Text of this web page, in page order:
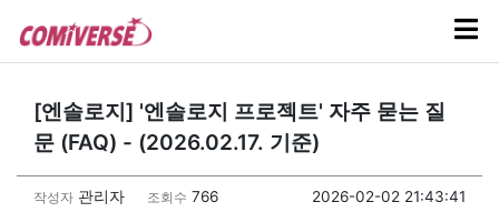
[엔솔로지] '엔솔로지 프로젝트' 자주 묻는 질
문 (FAQ) - (2026.02.17. 기준)
작성자 관리자 조회수 766 2026-02-02 21:43:41